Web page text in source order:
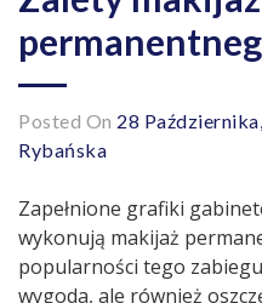
Posted On 28
Rybańska
Zapełnione grafiki
wykonują makijaż
popularności tego
wygoda, ale również